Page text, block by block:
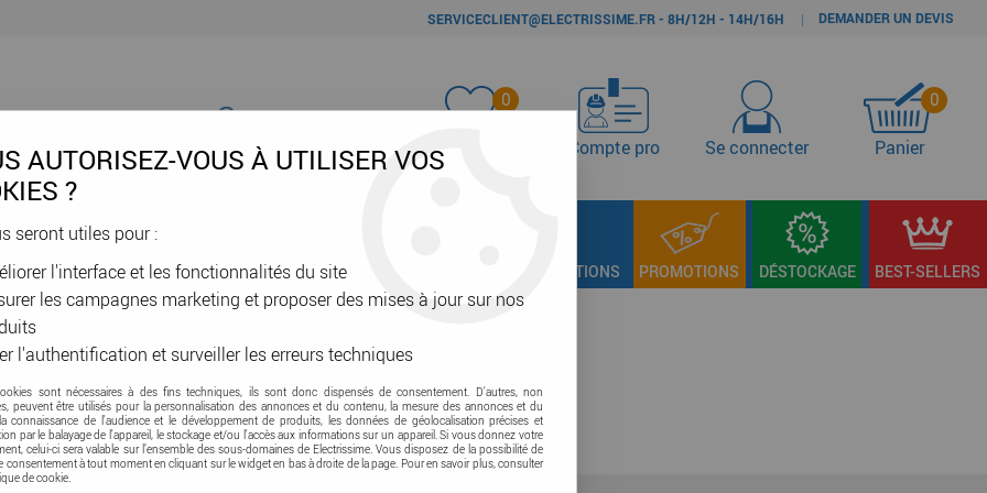
SERVICECLIENT@ELECTRISSIME.FR - 8H/12H - 14H/16H | DEMANDER UN DEVIS
0
Favoris Compte pro Se connecter
0
Panier
& GAINES DOMOTIQUE & VE SÉCURITÉ & RÉSEAU OUTILLAGE & FIXATIONS PROMOTIONS DÉSTOCKAGE BEST-SELLERS
AUTORISEZ-VOUS À UTILISER VOS
?
seront utiles pour :
l'interface et les fonctionnalités du site
les campagnes marketing et proposer des mises à jour sur nos
l'authentification et surveiller les erreurs techniques
sont nécessaires à des fins techniques, ils sont donc dispensés de consentement. D'autres, non
peuvent être utilisés pour la personnalisation des annonces et du contenu, la mesure des annonces et du
connaissance de l'audience et le développement de produits, les données de géolocalisation précises et
par le balayage de l'appareil, le stockage et/ou l'accès aux informations sur un appareil. Si vous donnez votre
celui-ci sera valable sur l’ensemble des sous-domaines de Electrissime. Vous disposez de la possibilité de
consentement à tout moment en cliquant sur le widget en bas à droite de la page. Pour en savoir plus, consulter
de cookie.